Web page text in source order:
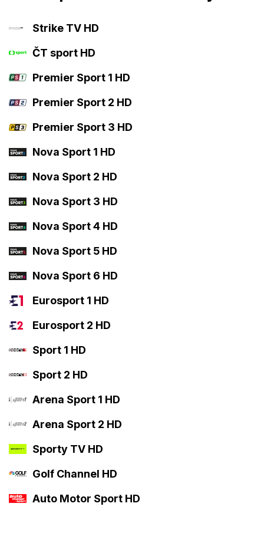
Strike TV HD
ČT sport HD
Premier Sport 1 HD
Premier Sport 2 HD
Premier Sport 3 HD
Nova Sport 1 HD
Nova Sport 2 HD
Nova Sport 3 HD
Nova Sport 4 HD
Nova Sport 5 HD
Nova Sport 6 HD
Eurosport 1 HD
Eurosport 2 HD
Sport 1 HD
Sport 2 HD
Arena Sport 1 HD
Arena Sport 2 HD
Sporty TV HD
Golf Channel HD
Auto Motor Sport HD